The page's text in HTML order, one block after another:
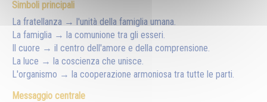
Simboli principali
La fratellanza → l'unità della famiglia umana.
La famiglia → la comunione tra gli esseri.
Il cuore → il centro dell'amore e della comprensione.
La luce → la coscienza che unisce.
L'organismo → la cooperazione armoniosa tra tutte le parti.
Messaggio centrale